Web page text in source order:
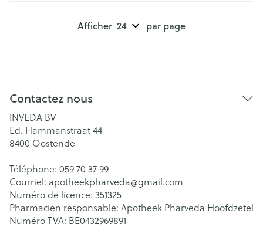
Afficher par page
Contactez nous
INVEDA BV
Ed. Hammanstraat 44
8400 Oostende
Téléphone: 059 70 37 99
Courriel: apotheekpharveda@gmail.com
Numéro de licence: 351325
Pharmacien responsable: Apotheek Pharveda Hoofdzetel
Numéro TVA: BE0432969891